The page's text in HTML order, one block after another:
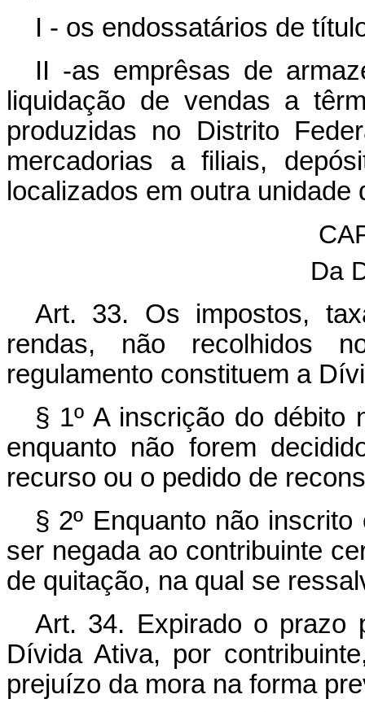
I - os endossatários de
II -as emprêsas de
liquidação de vendas a
produzidas no Distrito
mercadorias a filiais,
localizados em outra unidade
Da
Art. 33. Os impostos,
rendas, não recolhidos
regulamento constituem a
§ 1º A inscrição do débito
enquanto não forem
recurso ou o pedido de
§ 2º Enquanto não
ser negada ao contribuinte
de quitação, na qual se
Art. 34. Expirado o prazo
Dívida Ativa, por
prejuízo da mora na forma